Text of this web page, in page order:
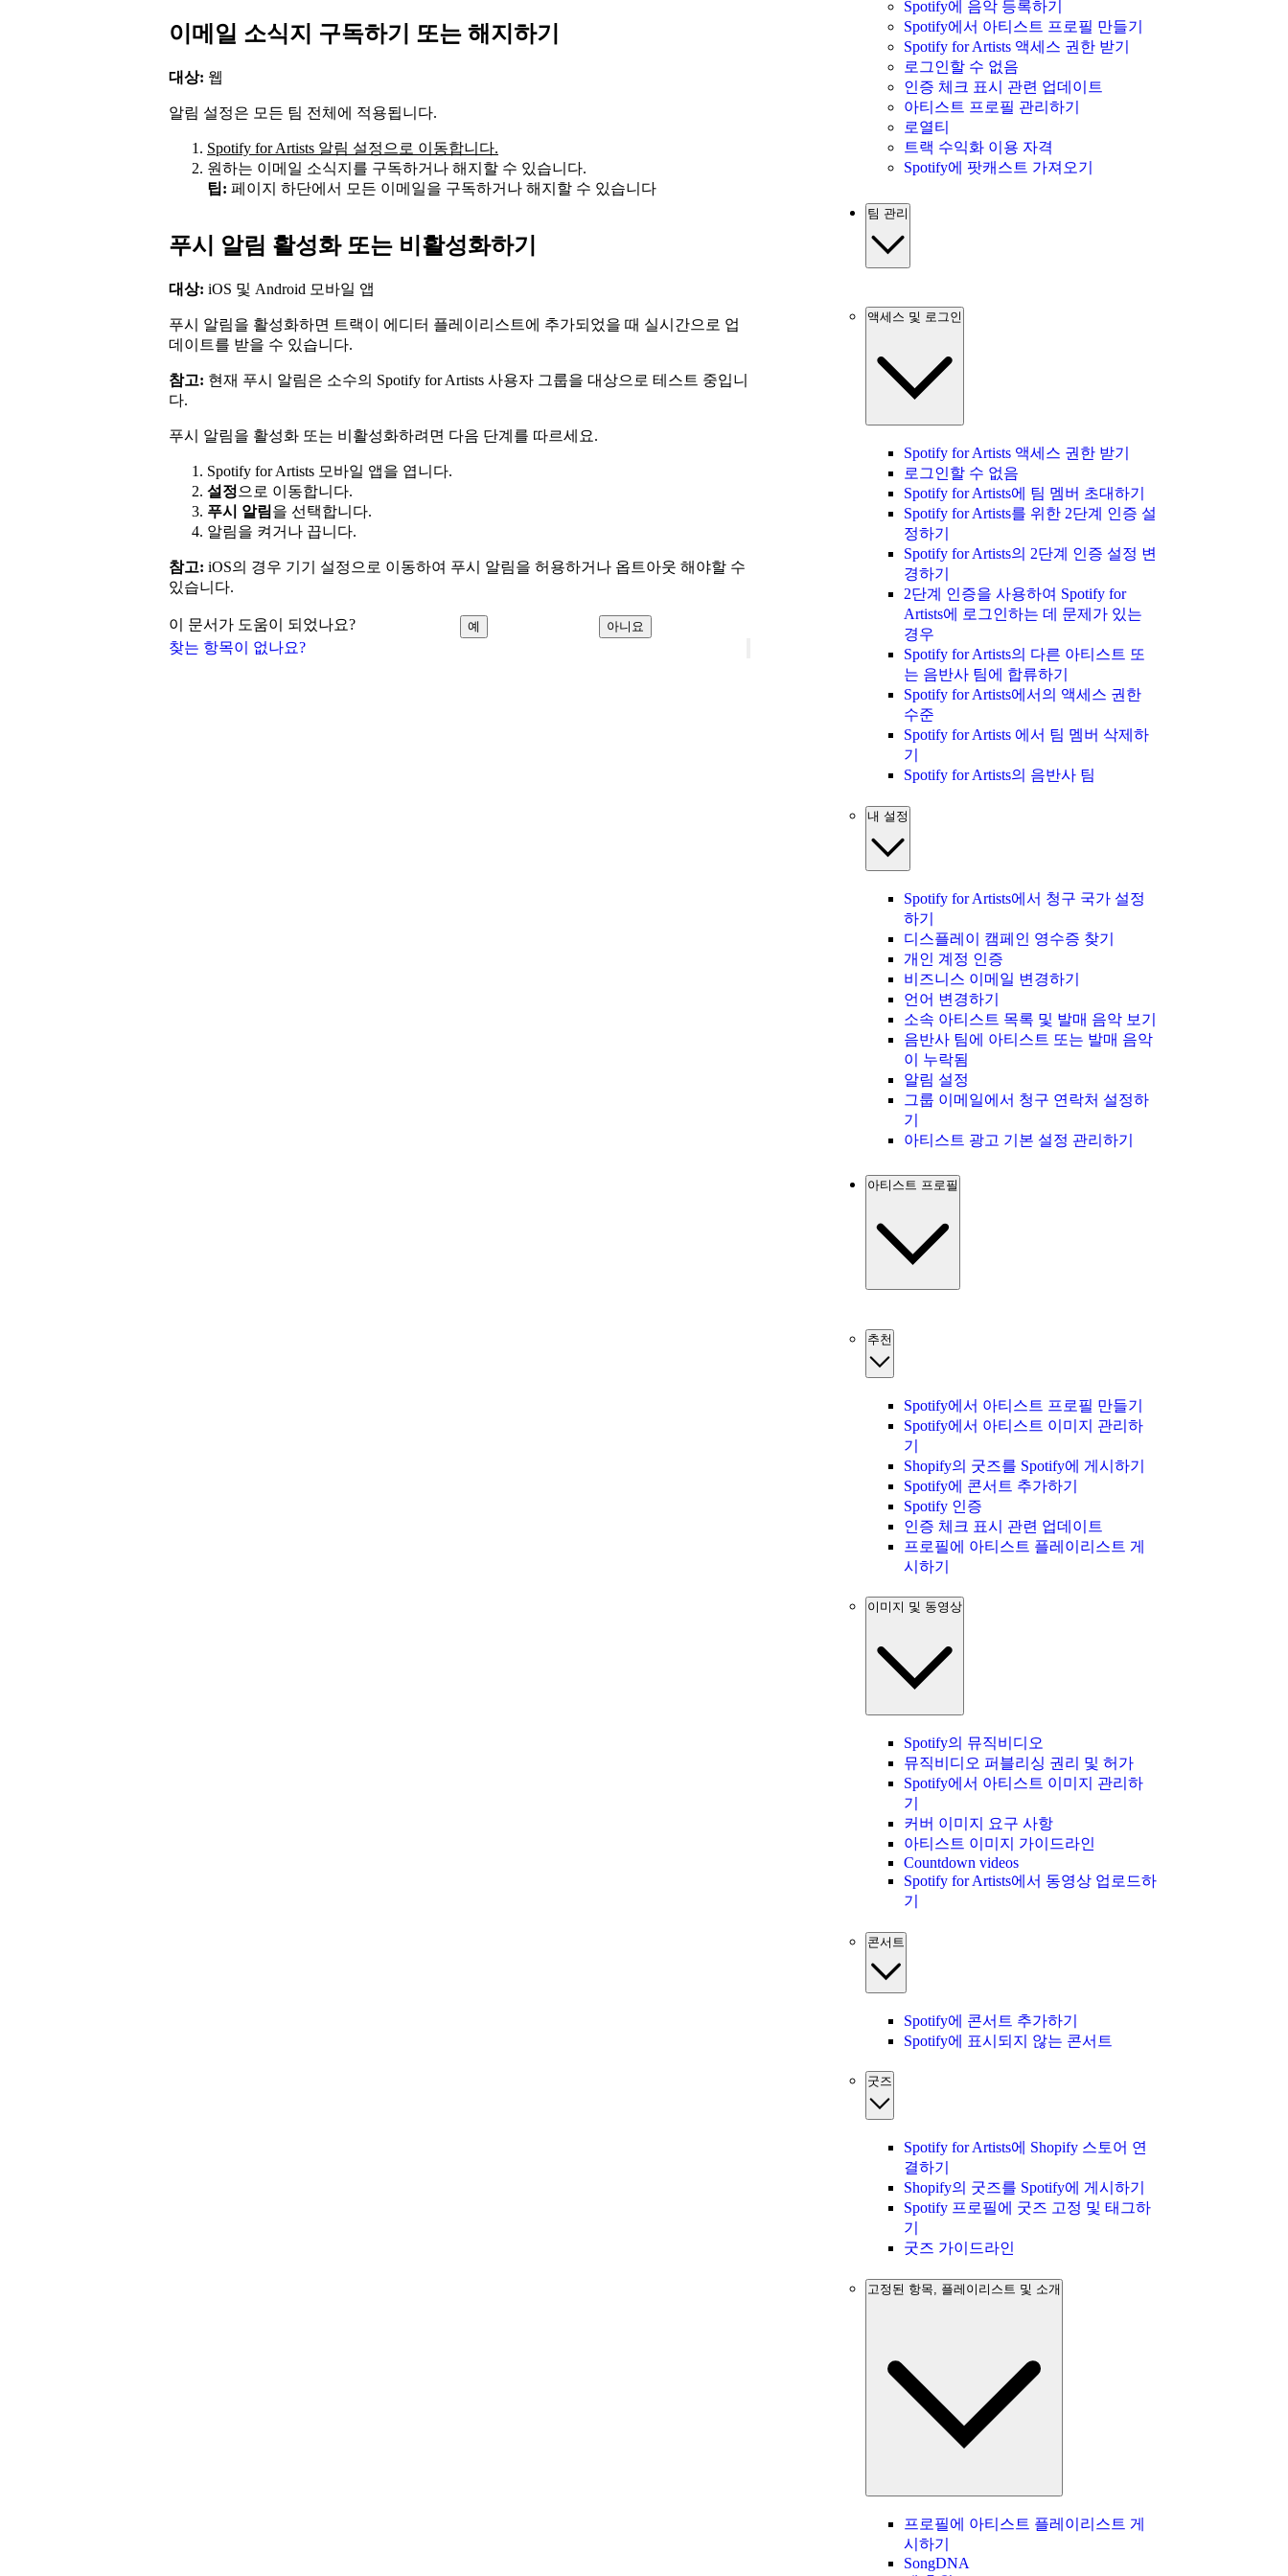
찾는 항목이 없나요?
이메일 소식지 구독하기 또는 해지하기
대상: 웹
알림 설정은 모든 팀 전체에 적용됩니다.
Spotify for Artists 알림 설정으로 이동합니다.
원하는 이메일 소식지를 구독하거나 해지할 수 있습니다.
팁: 페이지 하단에서 모든 이메일을 구독하거나 해지할 수 있습니다
푸시 알림 활성화 또는 비활성화하기
대상: iOS 및 Android 모바일 앱
푸시 알림을 활성화하면 트랙이 에디터 플레이리스트에 추가되었을 때 실시간으로 업
데이트를 받을 수 있습니다.
참고: 현재 푸시 알림은 소수의 Spotify for Artists 사용자 그룹을 대상으로 테스트 중입니
다.
푸시 알림을 활성화 또는 비활성화하려면 다음 단계를 따르세요.
Spotify for Artists 모바일 앱을 엽니다.
설정으로 이동합니다.
푸시 알림을 선택합니다.
알림을 켜거나 끕니다.
참고: iOS의 경우 기기 설정으로 이동하여 푸시 알림을 허용하거나 옵트아웃 해야할 수
있습니다.
이 문서가 도움이 되었나요? 예 아니요
Spotify에 음악 등록하기
Spotify에서 아티스트 프로필 만들기
Spotify for Artists 액세스 권한 받기
로그인할 수 없음
인증 체크 표시 관련 업데이트
아티스트 프로필 관리하기
로열티
트랙 수익화 이용 자격
Spotify에 팟캐스트 가져오기
팀 관리
액세스 및 로그인
Spotify for Artists 액세스 권한 받기
로그인할 수 없음
Spotify for Artists에 팀 멤버 초대하기
Spotify for Artists를 위한 2단계 인증 설
정하기
Spotify for Artists의 2단계 인증 설정 변
경하기
2단계 인증을 사용하여 Spotify for
Artists에 로그인하는 데 문제가 있는
경우
Spotify for Artists의 다른 아티스트 또
는 음반사 팀에 합류하기
Spotify for Artists에서의 액세스 권한
수준
Spotify for Artists 에서 팀 멤버 삭제하
기
Spotify for Artists의 음반사 팀
내 설정
Spotify for Artists에서 청구 국가 설정
하기
디스플레이 캠페인 영수증 찾기
개인 계정 인증
비즈니스 이메일 변경하기
언어 변경하기
소속 아티스트 목록 및 발매 음악 보기
음반사 팀에 아티스트 또는 발매 음악
이 누락됨
알림 설정
그룹 이메일에서 청구 연락처 설정하
기
아티스트 광고 기본 설정 관리하기
아티스트 프로필
추천
Spotify에서 아티스트 프로필 만들기
Spotify에서 아티스트 이미지 관리하
기
Shopify의 굿즈를 Spotify에 게시하기
Spotify에 콘서트 추가하기
Spotify 인증
인증 체크 표시 관련 업데이트
프로필에 아티스트 플레이리스트 게
시하기
이미지 및 동영상
Spotify의 뮤직비디오
뮤직비디오 퍼블리싱 권리 및 허가
Spotify에서 아티스트 이미지 관리하
기
커버 이미지 요구 사항
아티스트 이미지 가이드라인
Countdown videos
Spotify for Artists에서 동영상 업로드하
기
콘서트
Spotify에 콘서트 추가하기
Spotify에 표시되지 않는 콘서트
굿즈
Spotify for Artists에 Shopify 스토어 연
결하기
Shopify의 굿즈를 Spotify에 게시하기
Spotify 프로필에 굿즈 고정 및 태그하
기
굿즈 가이드라인
고정된 항목, 플레이리스트 및 소개
프로필에 아티스트 플레이리스트 게
시하기
SongDNA